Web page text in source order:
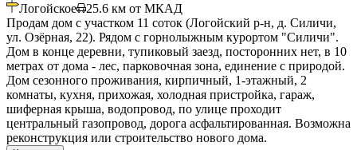
Логойское 25.6 км от МКАД
Продам дом с участком 11 соток (Логойский р-н, д. Силичи,
ул. Озёрная, 22). Рядом с горнолыжным курортом "Силичи".
Дом в конце деревни, тупиковый заезд, посторонних нет, в 10
метрах от дома - лес, парковочная зона, единение с природой.
Дом сезонного проживания, кирпичный, 1-этажный, 2
комнаты, кухня, прихожая, холодная пристройка, гараж,
шиферная крыша, водопровод, по улице проходит
центральный газопровод, дорога асфальтированная. Возможна
реконструкция или строительство нового дома.